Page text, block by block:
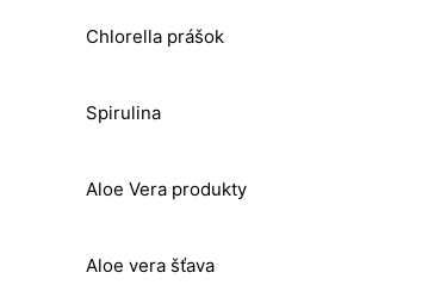
Chlorella prášok
Spirulina
Aloe Vera produkty
Aloe vera šťava